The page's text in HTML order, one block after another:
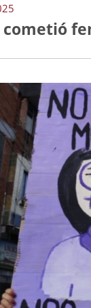
cometió